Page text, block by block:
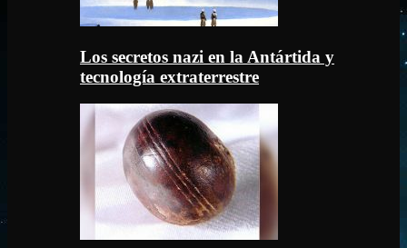
Los secretos nazi en la Antártida y
tecnología extraterrestre